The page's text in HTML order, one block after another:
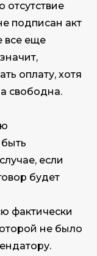
отсутствие
подписан акт
все еще
оплату, хотя
свободна.
если
будет
фактически
не было